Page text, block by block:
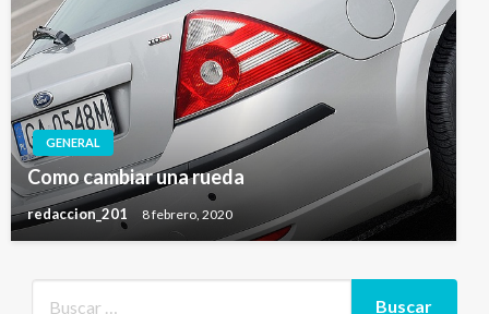
GENERAL
Como cambiar una rueda
redaccion_201 8 febrero, 2020